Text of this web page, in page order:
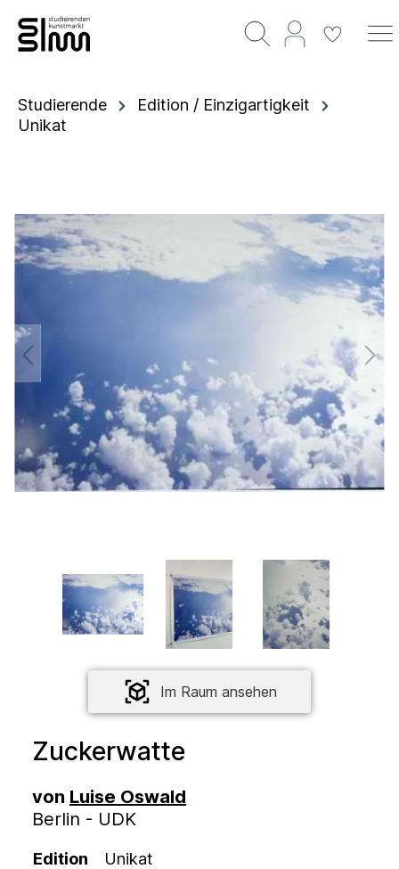
Studierende
Edition / Einzigartigkeit
Unikat
Im Raum ansehen
Zuckerwatte
von Luise Oswald
Berlin - UDK
Edition
Unikat